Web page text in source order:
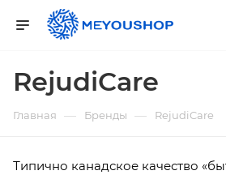
RejudiCare
Главная — Бренды — RejudiCare
Типично канадское качество